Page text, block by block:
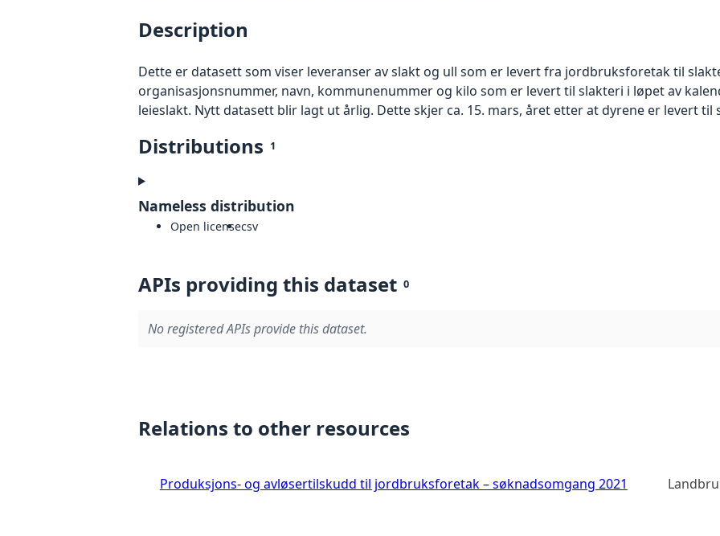
Description
Dette er datasett som viser leveranser av slakt og ull som er levert fra jordbruksforetak til
organisasjonsnummer, navn, kommunenummer og kilo som er levert til slakteri i løpet av
leieslakt. Nytt datasett blir lagt ut årlig. Dette skjer ca. 15. mars, året etter at dyrene er levert til
Distributions 1
Nameless distribution
Open licensecsv
APIs providing this dataset 0
No registered APIs provide this dataset.
Relations to other resources
Produksjons- og avløsertilskudd til jordbruksforetak – søknadsomgang 2021